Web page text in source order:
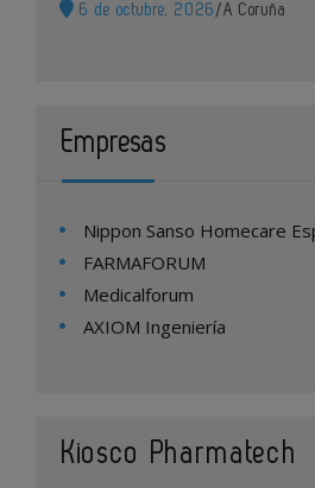
6 de octubre, 2026 /A Coruña
Empresas
Nippon Sanso Homecare
FARMAFORUM
Medicalforum
AXIOM Ingeniería
Kiosco Pharmatech